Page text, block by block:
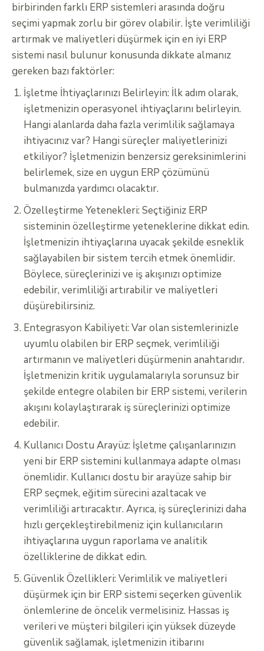
birbirinden farklı ERP sistemleri arasında doğru
seçimi yapmak zorlu bir görev olabilir. İşte verimliliği
artırmak ve maliyetleri düşürmek için en iyi ERP
sistemi nasıl bulunur konusunda dikkate almanız
gereken bazı faktörler:
İşletme İhtiyaçlarınızı Belirleyin: İlk adım olarak,
işletmenizin operasyonel ihtiyaçlarını belirleyin.
Hangi alanlarda daha fazla verimlilik sağlamaya
ihtiyacınız var? Hangi süreçler maliyetlerinizi
etkiliyor? İşletmenizin benzersiz gereksinimlerini
belirlemek, size en uygun ERP çözümünü
bulmanızda yardımcı olacaktır.
Özelleştirme Yetenekleri: Seçtiğiniz ERP
sisteminin özelleştirme yeteneklerine dikkat edin.
İşletmenizin ihtiyaçlarına uyacak şekilde esneklik
sağlayabilen bir sistem tercih etmek önemlidir.
Böylece, süreçlerinizi ve iş akışınızı optimize
edebilir, verimliliği artırabilir ve maliyetleri
düşürebilirsiniz.
Entegrasyon Kabiliyeti: Var olan sistemlerinizle
uyumlu olabilen bir ERP seçmek, verimliliği
artırmanın ve maliyetleri düşürmenin anahtarıdır.
İşletmenizin kritik uygulamalarıyla sorunsuz bir
şekilde entegre olabilen bir ERP sistemi, verilerin
akışını kolaylaştırarak iş süreçlerinizi optimize
edebilir.
Kullanıcı Dostu Arayüz: İşletme çalışanlarınızın
yeni bir ERP sistemini kullanmaya adapte olması
önemlidir. Kullanıcı dostu bir arayüze sahip bir
ERP seçmek, eğitim sürecini azaltacak ve
verimliliği artıracaktır. Ayrıca, iş süreçlerinizi daha
hızlı gerçekleştirebilmeniz için kullanıcıların
ihtiyaçlarına uygun raporlama ve analitik
özelliklerine de dikkat edin.
Güvenlik Özellikleri: Verimlilik ve maliyetleri
düşürmek için bir ERP sistemi seçerken güvenlik
önlemlerine de öncelik vermelisiniz. Hassas iş
verileri ve müşteri bilgileri için yüksek düzeyde
güvenlik sağlamak, işletmenizin itibarını